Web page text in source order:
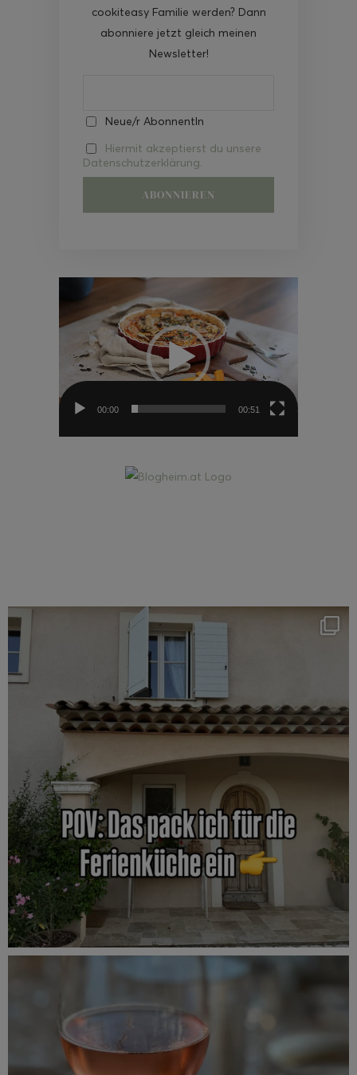
cookiteasy Familie werden? Dann
abonniere jetzt gleich meinen
Newsletter!
Neue/r AbonnentIn
Hiermit akzeptierst du unsere
Datenschutzerklärung.
Video-
00:00 00:51